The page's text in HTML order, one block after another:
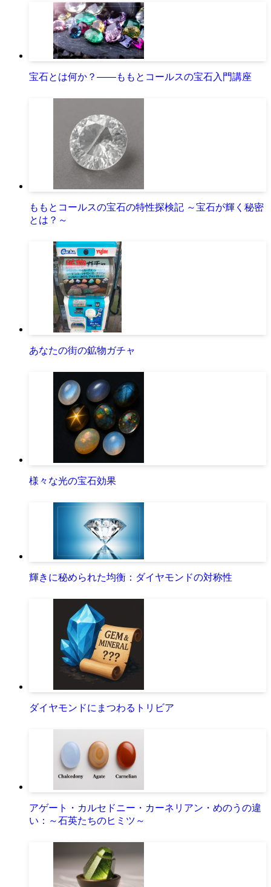
宝石とは何か？――ももとコールスの宝石入門講座
ももとコールスの宝石の特性探検記 ～宝石が輝く秘密
とは？～
あなたの街の鉱物ガチャ
様々な光の宝石効果
輝きに秘められた均衡：ダイヤモンドの対称性
ダイヤモンドにまつわるトリビア
アゲート・カルセドニー・カーネリアン・めのうの違
い：～石英たちのヒミツ～